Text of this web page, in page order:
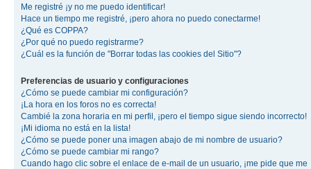
Me registré ¡y no me puedo identificar!
Hace un tiempo me registré, ¡pero ahora no puedo conectarme!
¿Qué es COPPA?
¿Por qué no puedo registrarme?
¿Cuál es la función de "Borrar todas las cookies del Sitio"?
Preferencias de usuario y configuraciones
¿Cómo se puede cambiar mi configuración?
¡La hora en los foros no es correcta!
Cambié la zona horaria en mi perfil, ¡pero el tiempo sigue siendo incorrecto!
¡Mi idioma no está en la lista!
¿Cómo se puede poner una imagen abajo de mi nombre de usuario?
¿Cómo se puede cambiar mi rango?
Cuando hago clic sobre el enlace de e-mail de un usuario, ¡me pide que me